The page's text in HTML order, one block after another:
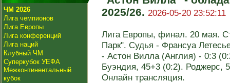
ЧМ 2026
Лига чемпионов
Лига Европы
Лига конференций
Лига наций
Клубный ЧМ
Суперкубок УЕФА
Межконтинентальный
кубок
2025/26. 2026-05-20 23:52:11
Лига Европы, финал. 20 мая.
Парк". Судья - Франсуа
- Астон Вилла (Англия) - 0:3
Буэндия, 45+3 (0:2). Роджерс,
Онлайн трансляция.